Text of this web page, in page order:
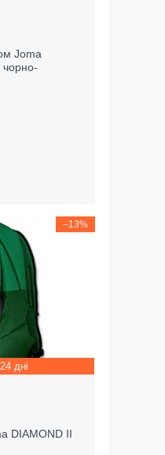
Joma
чорно-
–13%
дні
DIAMOND II